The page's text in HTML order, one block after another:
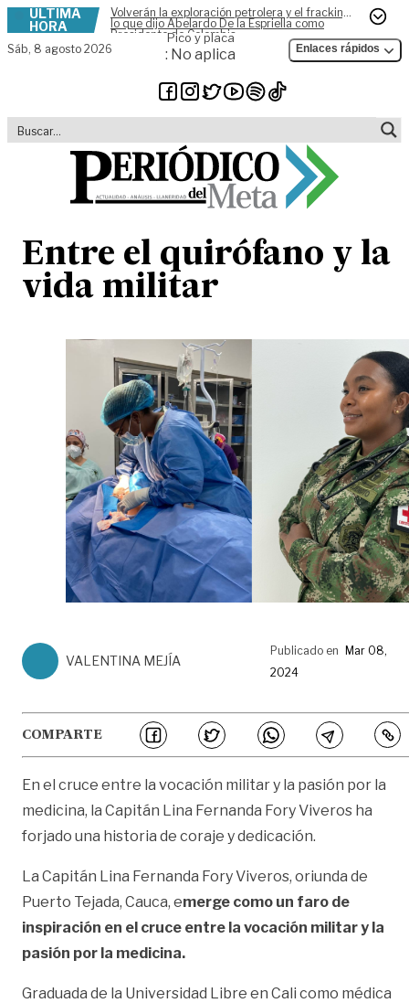
Skip to content
ÚLTIMA
HORA
Volverán la exploración petrolera y el fracking,
lo que dijo Abelardo De la Espriella como
Presidente de Colombia
Sáb, 8 agosto 2026
Pico y placa
: No aplica Enlaces rápidos
Entre el quirófano y la
vida militar
VALENTINA MEJÍA
Publicado en Mar 08,
2024
COMPARTE
En el cruce entre la vocación militar y la pasión por la
medicina, la Capitán Lina Fernanda Fory Viveros ha
forjado una historia de coraje y dedicación.
La Capitán Lina Fernanda Fory Viveros, oriunda de
Puerto Tejada, Cauca, emerge como un faro de
inspiración en el cruce entre la vocación militar y la
pasión por la medicina.
Graduada de la Universidad Libre en Cali como médica